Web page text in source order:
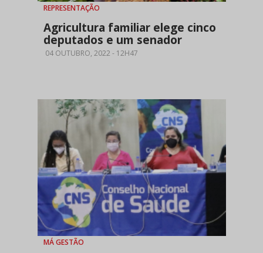
REPRESENTAÇÃO
Agricultura familiar elege cinco
deputados e um senador
04 OUTUBRO, 2022 - 12H47
MÁ GESTÃO